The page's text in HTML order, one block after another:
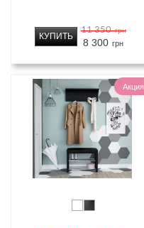
11 350 грн
8 300 грн
КУПИТЬ
Акция